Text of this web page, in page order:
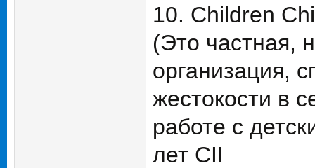
10. Children
(Это частная,
организация,
жестокости в
работе с
лет CII